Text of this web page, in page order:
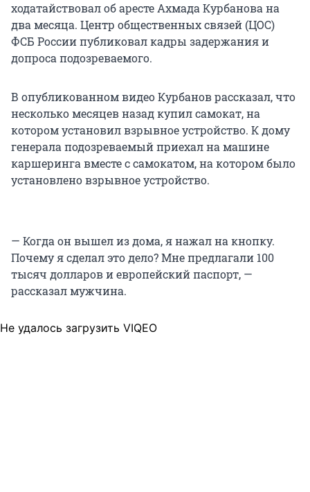
ходатайствовал об аресте Ахмада Курбанова на
два месяца. Центр общественных связей (ЦОС)
ФСБ России публиковал кадры задержания и
допроса подозреваемого.
В опубликованном видео Курбанов рассказал, что
несколько месяцев назад купил самокат, на
котором установил взрывное устройство. К дому
генерала подозреваемый приехал на машине
каршеринга вместе с самокатом, на котором было
установлено взрывное устройство.
— Когда он вышел из дома, я нажал на кнопку.
Почему я сделал это дело? Мне предлагали 100
тысяч долларов и европейский паспорт, —
рассказал мужчина.
Не удалось загрузить VIQEO